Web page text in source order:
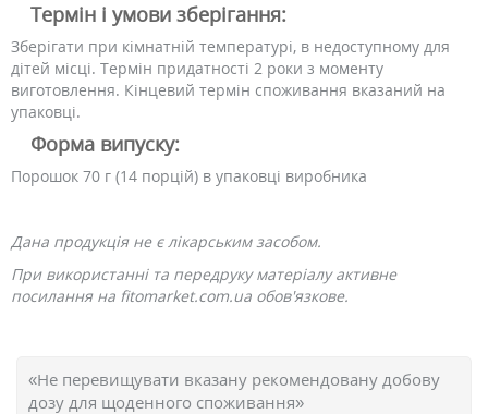
Термін і умови зберігання:
Зберігати при кімнатній температурі, в недоступному для
дітей місці. Термін придатності 2 роки з моменту
виготовлення. Кінцевий термін споживання вказаний на
упаковці.
Форма випуску:
Порошок 70 г (14 порцій) в упаковці виробника
Дана продукція не є лікарським засобом.
При використанні та передруку матеріалу активне
посилання на fitomarket.com.ua обов'язкове.
«Не перевищувати вказану рекомендовану добову
дозу для щоденного споживання»